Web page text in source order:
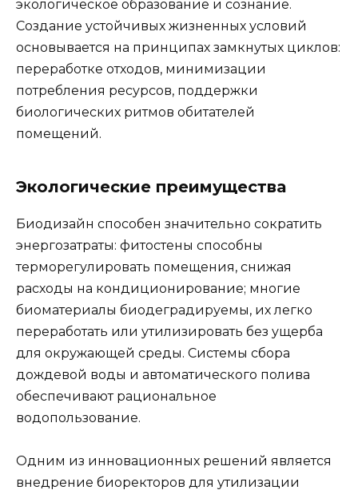
экологическое образование и сознание.
Создание устойчивых жизненных условий
основывается на принципах замкнутых циклов:
переработке отходов, минимизации
потребления ресурсов, поддержки
биологических ритмов обитателей
помещений.
Экологические преимущества
Биодизайн способен значительно сократить
энергозатраты: фитостены способны
терморегулировать помещения, снижая
расходы на кондиционирование; многие
биоматериалы биодеградируемы, их легко
переработать или утилизировать без ущерба
для окружающей среды. Системы сбора
дождевой воды и автоматического полива
обеспечивают рациональное
водопользование.
Одним из инновационных решений является
внедрение биоректоров для утилизации